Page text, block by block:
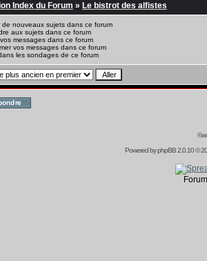
Index du Forum»Le bistrot des alfistes
de nouveaux sujets dans ce forum
aux sujets dans ce forum
messages dans ce forum
vos messages dans ce forum
les sondages de ce forum
Powered byphpBB2.0.10 ©